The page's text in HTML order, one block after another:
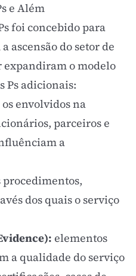
e Além
foi concebido para
ascensão do setor de
expandiram o modelo
Ps adicionais:
os envolvidos na
parceiros e
a
procedimentos,
dos quais o serviço
elementos
a qualidade do serviço